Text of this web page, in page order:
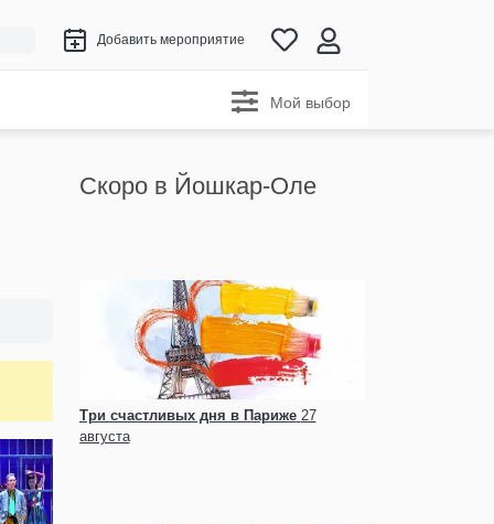
Добавить мероприятие
Мой выбор
Скоро в Йошкар-Оле
Три счастливых дня в Париже 27
августа